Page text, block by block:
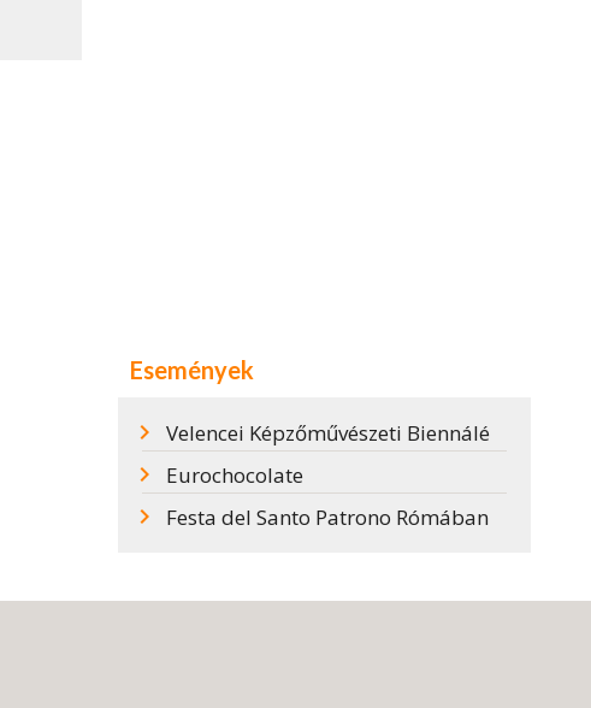
Események
Velencei Képzőművészeti Biennálé
Eurochocolate
Festa del Santo Patrono Rómában